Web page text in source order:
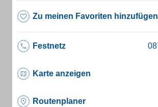
Zu meinen Favoriten hinzufügen
Festnetz
Karte anzeigen
Routenplaner